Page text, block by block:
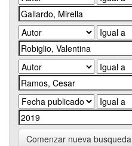
Comenzar nueva busqueda